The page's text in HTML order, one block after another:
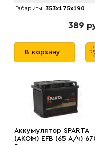
Габариты: 353x175x190
389
В корзину
Аккумулятор SPARTA
(АKOM) EFB (65 А/ч)